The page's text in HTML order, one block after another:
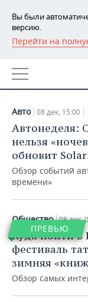
Вы были
версию.
Перейти на
РЕГИОНЫ
БАШКОРТОСТАН
УДМУРТИЯ
НОВОСТИ
НОВОСТИ
ДЕКЛАРАЦИИ
КОРОЛИ
КОМУ
ТОРГОВЫЕ
ТАТАРСТАНА
ЭКОНОМИКА
НОВОСТИ
ФИНАНСЫ
БЮДЖЕТ
ИНВЕСТИЦИИ
НОВОСТИ
АГРОПРОМ
НЕФТЕХИМИЯ
НЕФТЬ
НЕДВИЖИМОСТЬ
НОВОСТИ АВТО
БИЗНЕС
НОВОСТИ
РОЗНИЧНАЯ
ТЕХНОЛОГИИ
НОВОСТИ
Авто 08 дек, 15:00
Автонеделя:
нельзя
обновит
Обзор событий
времени»
ПРЕВЬЮ
Общество 08 дек,
Куда пойти в
фестиваль
зимняя
Обзор самых